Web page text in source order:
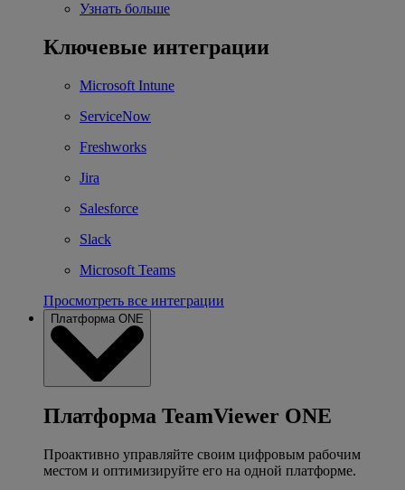
Узнать больше
Ключевые интеграции
Microsoft Intune
ServiceNow
Freshworks
Jira
Salesforce
Slack
Microsoft Teams
Просмотреть все интеграции
Платформа ONE
Платформа TeamViewer ONE
Проактивно управляйте своим цифровым рабочим
местом и оптимизируйте его на одной платформе.